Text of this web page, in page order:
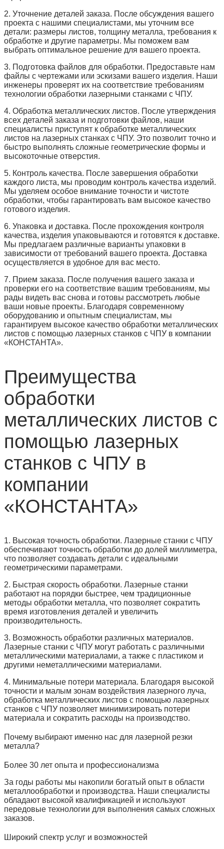
2. Уточнение деталей заказа. После обсуждения вашего
проекта с нашими специалистами, мы уточним все
детали: размеры листов, толщину металла, требования к
обработке и другие параметры. Мы поможем вам
выбрать оптимальное решение для вашего проекта.
3. Подготовка файлов для обработки. Предоставьте нам
файлы с чертежами или эскизами вашего изделия. Наши
инженеры проверят их на соответствие требованиям
технологии обработки лазерными станками с ЧПУ.
4. Обработка металлических листов. После утверждения
всех деталей заказа и подготовки файлов, наши
специалисты приступят к обработке металлических
листов на лазерных станках с ЧПУ. Это позволит точно и
быстро выполнять сложные геометрические формы и
высокоточные отверстия.
5. Контроль качества. После завершения обработки
каждого листа, мы проводим контроль качества изделий.
Мы уделяем особое внимание точности и чистоте
обработки, чтобы гарантировать вам высокое качество
готового изделия.
6. Упаковка и доставка. После прохождения контроля
качества, изделия упаковываются и готовятся к доставке.
Мы предлагаем различные варианты упаковки в
зависимости от требований вашего проекта. Доставка
осуществляется в удобное для вас место.
7. Прием заказа. После получения вашего заказа и
проверки его на соответствие вашим требованиям, мы
рады видеть вас снова и готовы рассмотреть любые
ваши новые проекты. Благодаря современному
оборудованию и опытным специалистам, мы
гарантируем высокое качество обработки металлических
листов с помощью лазерных станков с ЧПУ в компании
«КОНСТАНТА».
Преимущества
обработки
металлических листов с
помощью лазерных
станков с ЧПУ в
компании
«КОНСТАНТА»
1. Высокая точность обработки. Лазерные станки с ЧПУ
обеспечивают точность обработки до долей миллиметра,
что позволяет создавать детали с идеальными
геометрическими параметрами.
2. Быстрая скорость обработки. Лазерные станки
работают на порядки быстрее, чем традиционные
методы обработки металла, что позволяет сократить
время изготовления деталей и увеличить
производительность.
3. Возможность обработки различных материалов.
Лазерные станки с ЧПУ могут работать с различными
металлическими материалами, а также с пластиком и
другими неметаллическими материалами.
4. Минимальные потери материала. Благодаря высокой
точности и малым зонам воздействия лазерного луча,
обработка металлических листов с помощью лазерных
станков с ЧПУ позволяет минимизировать потери
материала и сократить расходы на производство.
Почему выбирают именно нас для лазерной резки
металла?
Более 30 лет опыта и профессионализма
За годы работы мы накопили богатый опыт в области
металлообработки и производства. Наши специалисты
обладают высокой квалификацией и используют
передовые технологии для выполнения самых сложных
заказов.
Широкий спектр услуг и возможностей